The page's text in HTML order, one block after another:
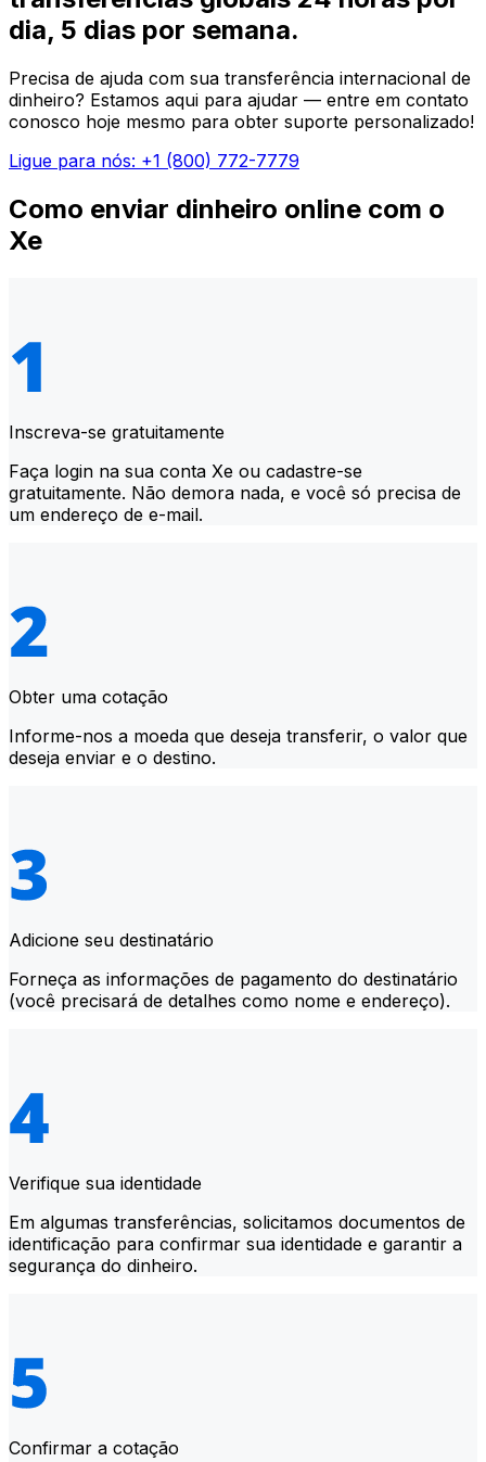
dia, 5 dias por semana.
Precisa de ajuda com sua transferência internacional de
dinheiro? Estamos aqui para ajudar — entre em contato
conosco hoje mesmo para obter suporte personalizado!
Ligue para nós: +1 (800) 772-7779
Como enviar dinheiro online com o
Xe
Inscreva-se gratuitamente
Faça login na sua conta Xe ou cadastre-se
gratuitamente. Não demora nada, e você só precisa de
um endereço de e-mail.
Obter uma cotação
Informe-nos a moeda que deseja transferir, o valor que
deseja enviar e o destino.
Adicione seu destinatário
Forneça as informações de pagamento do destinatário
(você precisará de detalhes como nome e endereço).
Verifique sua identidade
Em algumas transferências, solicitamos documentos de
identificação para confirmar sua identidade e garantir a
segurança do dinheiro.
Confirmar a cotação